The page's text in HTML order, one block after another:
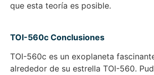
que esta teoría es posible.
TOI-560c Conclusiones
TOI-560c es un exoplaneta
alrededor de su estrella TOI-560.